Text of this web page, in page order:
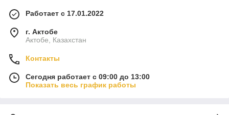
Работает с 17.01.2022
г. Актобе
Актобе, Казахстан
Контакты
Сегодня работает с 09:00 до 13:00
Показать весь график работы